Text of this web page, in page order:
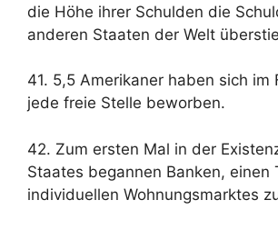
die Höhe ihrer Schulden die
anderen Staaten der Welt
41. 5,5 Amerikaner haben sich im
jede freie Stelle beworben.
42. Zum ersten Mal in der
Staates begannen Banken, einen
individuellen Wohnungsmarktes